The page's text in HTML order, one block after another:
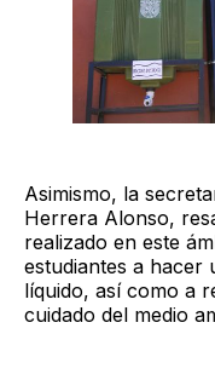
Asimismo, la
Herrera Alonso,
realizado en este
estudiantes a hacer
líquido, así como a
cuidado del medio